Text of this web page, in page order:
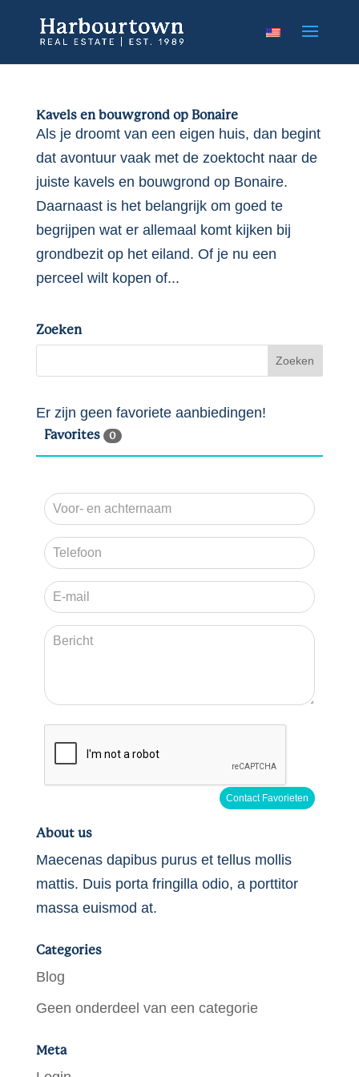
Kavels en bouwgrond op Bonaire
Als je droomt van een eigen huis, dan begint
dat avontuur vaak met de zoektocht naar de
juiste kavels en bouwgrond op Bonaire.
Daarnaast is het belangrijk om goed te
begrijpen wat er allemaal komt kijken bij
grondbezit op het eiland. Of je nu een
perceel wilt kopen of...
Zoeken
Er zijn geen favoriete aanbiedingen!
Favorites 0
About us
Maecenas dapibus purus et tellus mollis
mattis. Duis porta fringilla odio, a porttitor
massa euismod at.
Categories
Blog
Geen onderdeel van een categorie
Meta